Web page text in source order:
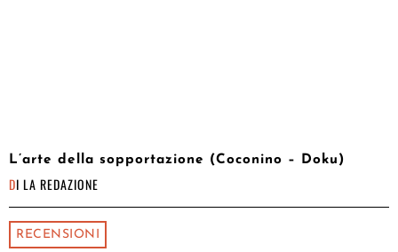
L’arte della sopportazione (Coconino – Doku)
DI LA REDAZIONE
RECENSIONI